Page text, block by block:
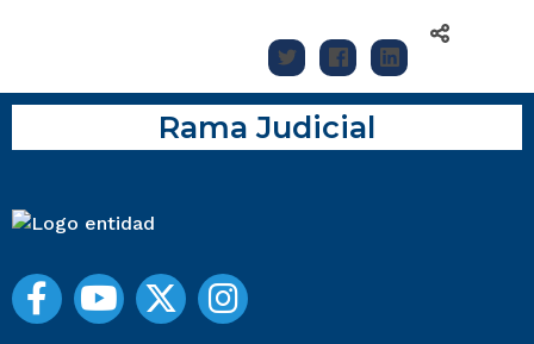
Rama Judicial